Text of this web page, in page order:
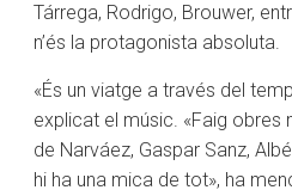
Tárrega, Rodrigo, Brouwer,
n’és la protagonista absoluta.
«És un viatge a través del
explicat el músic. «Faig obres
de Narváez, Gaspar Sanz,
hi ha una mica de tot», ha